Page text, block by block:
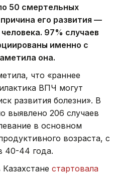
50 смертельных
его развития —
97% случаев
именно с
она.
что «раннее
ВПЧ могут
развития болезни». В
выявлено 206 случаев
в основном
возраста, с
40-44 года.
стартовала